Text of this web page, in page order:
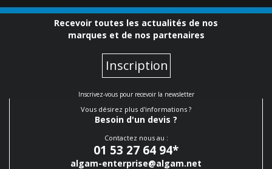
Recevoir toutes les actualités de nos
marques et de nos partenaires
Inscription
Inscrivez-vous pour recevoir la newsletter
Vous désirez plus d'informations ?
Besoin d'un devis ?
Contactez nous au :
01 53 27 64 94*
algam-enterprise@algam.net